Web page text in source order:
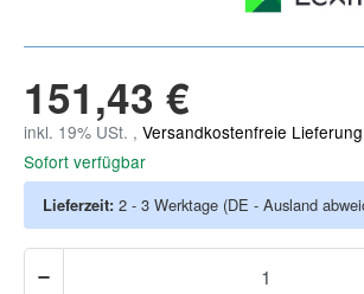
151,43 €
inkl. 19% USt. , Versandkostenfreie Lieferung
Sofort verfügbar
Lieferzeit: 2 - 3 Werktage (DE - Ausland